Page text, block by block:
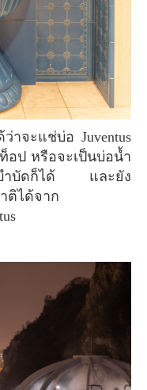
อป หรือจะเป็นบ่อน้ำ
บำบัดก็ได้ และยัง
ติได้จาก